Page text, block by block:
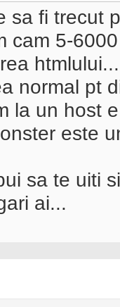
sa fi trecut
cam 5-
htmlului...
normal pt
la un host
este
sa te uiti
ai...